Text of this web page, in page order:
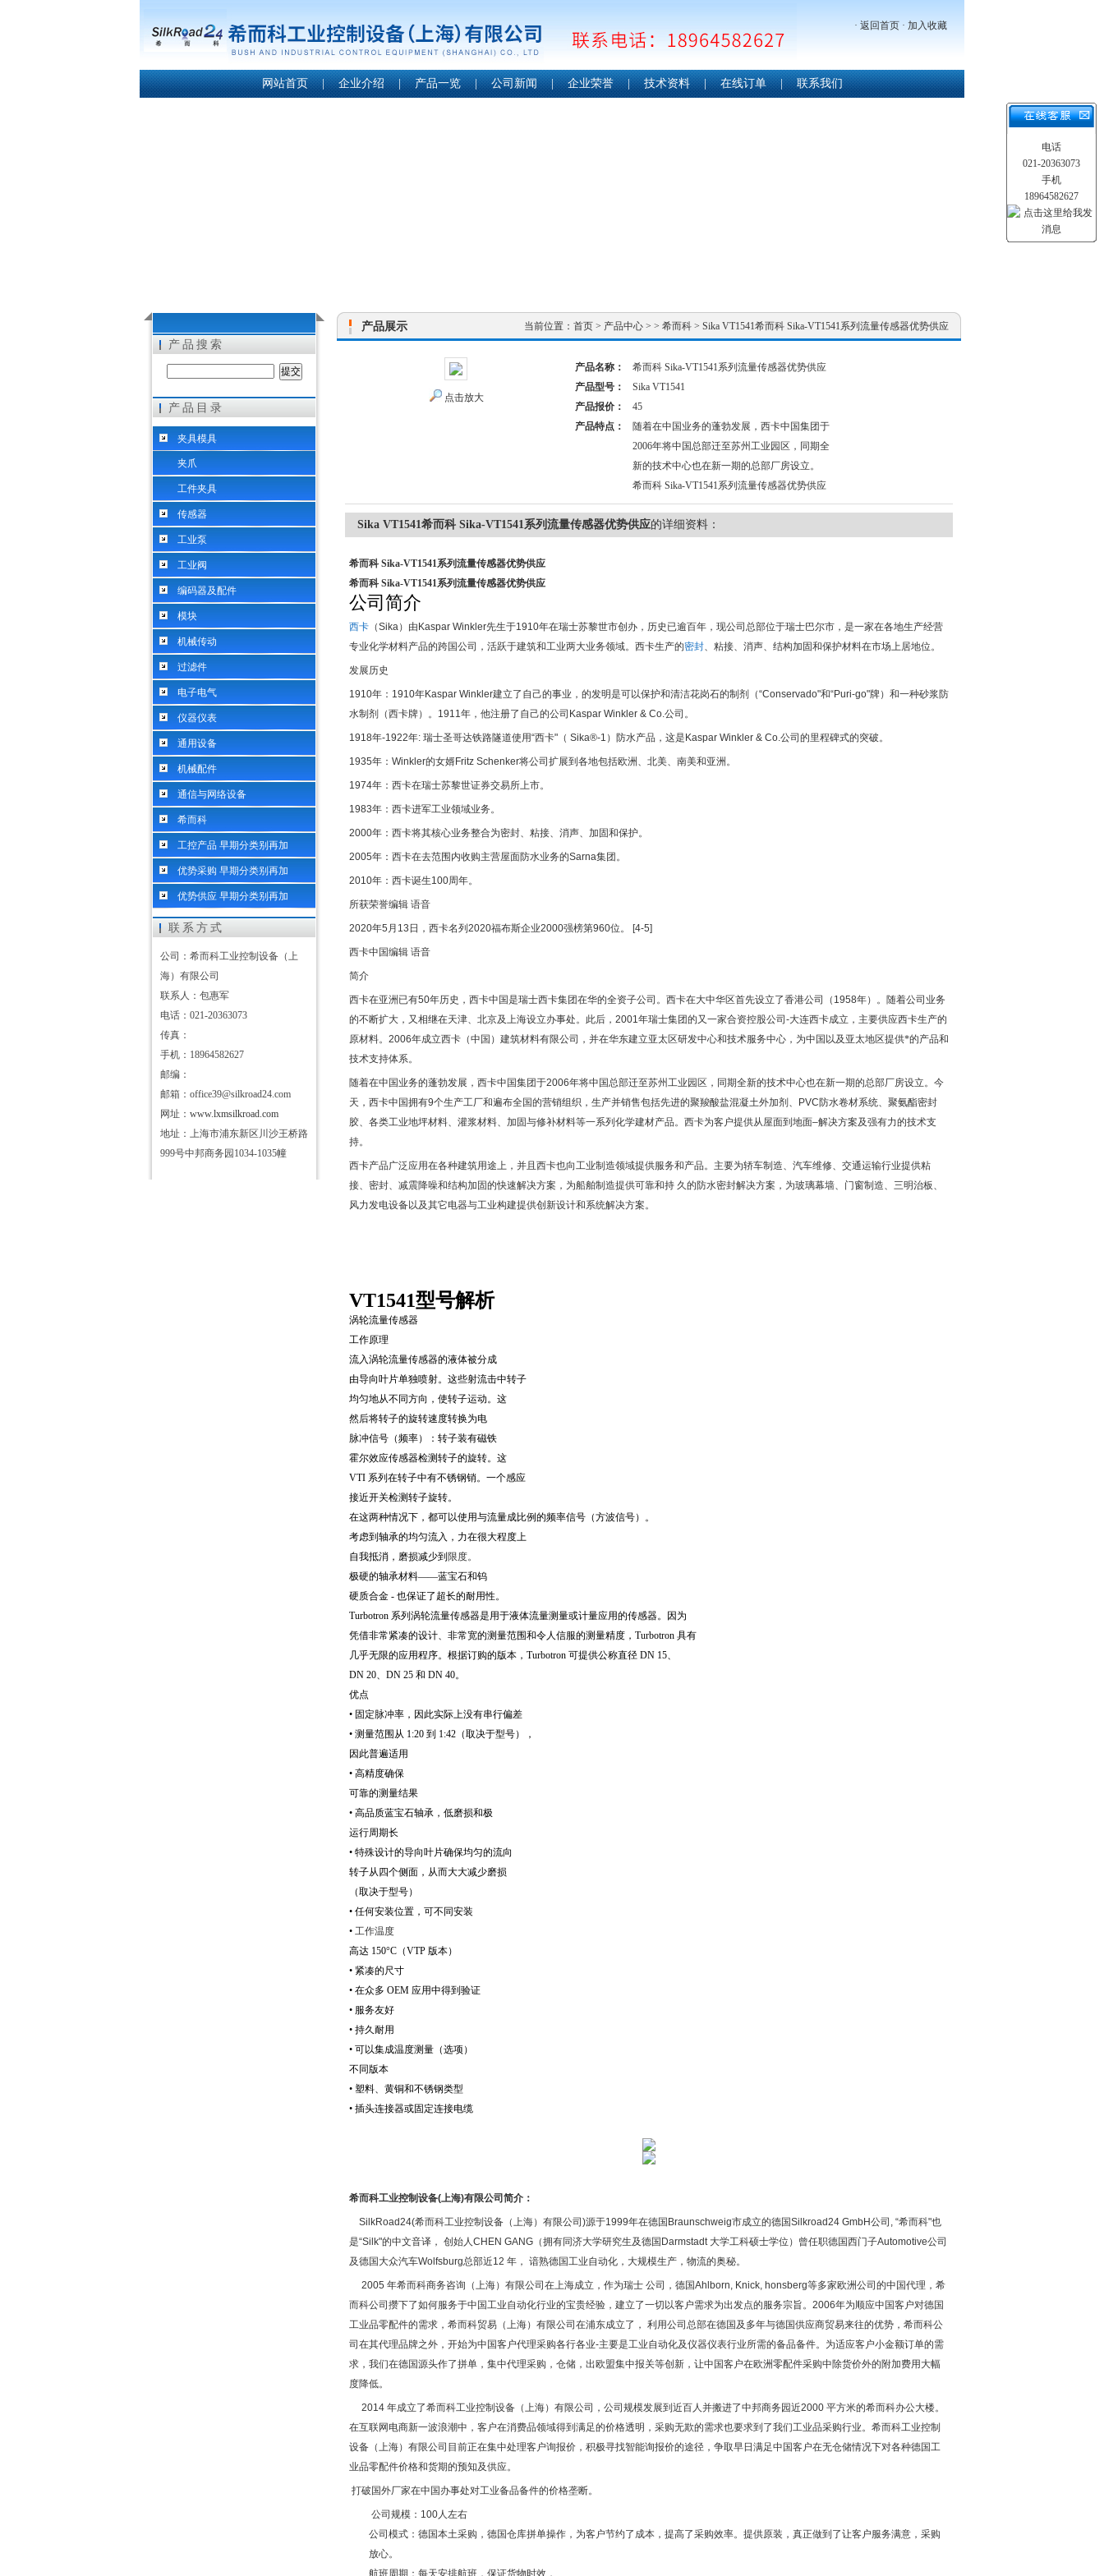
希而科工业控制设备（上海）有限公司
· 返回首页 · 加入收藏
网站首页 | 企业介绍 | 产品一览 | 公司新闻 | 企业荣誉 | 技术资料 | 在线订单 | 联系我们
产品搜索
产品目录
夹具模具
夹爪
工件夹具
传感器
工业泵
工业阀
编码器及配件
模块
机械传动
过滤件
电子电气
仪器仪表
通用设备
机械配件
通信与网络设备
希而科
工控产品 早期分类别再加
优势采购 早期分类别再加
优势供应 早期分类别再加
联系方式
公司：希而科工业控制设备（上
海）有限公司
联系人：包惠军
电话：021-20363073
传真：
手机：18964582627
邮编：
邮箱：office39@silkroad24.com
网址： www.lxmsilkroad.com
地址：上海市浦东新区川沙王桥路
999号中邦商务园1034-1035幢
产品展示 当前位置： 首页 > 产品中心 > > 希而科 > Sika VT1541希而科 Sika-VT1541系列流量传感器优势供应
点击放大
产品名称：
希而科 Sika-VT1541系列流量传感器优势供应
产品型号：
Sika VT1541
产品报价：
45
产品特点：
随着在中国业务的蓬勃发展，西卡中国集团于
2006年将中国总部迁至苏州工业园区，同期全
新的技术中心也在新一期的总部厂房设立。
希而科 Sika-VT1541系列流量传感器优势供应
Sika VT1541希而科 Sika-VT1541系列流量传感器优势供应的详细资料：
希而科 Sika-VT1541系列流量传感器优势供应
希而科 Sika-VT1541系列流量传感器优势供应
公司简介
西卡 （Sika）由 Kaspar Winkler先生于1910年在瑞士苏黎世市创办，历史已逾百年，现公司总部位于瑞士巴尔市，是一家在各地生产经营
专业化学材料产品的跨国公司，活跃于建筑和工业两大业务领域。西卡生产的密封、粘接、消声、结构加固和保护材料在市场上居地位。
发展历史
1910年： 1910年Kaspar Winkler建立了自己的事业，的发明是可以保护和清洁花岗石的制剂（“Conservado"和“Puri-go"牌）和一种砂浆防
水制剂（西卡牌）。 1911年，他注册了自己的公司 Kaspar Winkler & Co.公司。
1918年-1922年: 瑞士圣哥达铁路隧道使用“西卡" （ Sika®-1 ）防水产品，这是 Kaspar Winkler & Co.公司的里程碑式的突破。
1935年： Winkler的女婿 Fritz Schenker将公司扩展到各地包括欧洲、北美、南美和亚洲。
1974年：西卡在瑞士苏黎世证券交易所上市。
1983年：西卡进军工业领域业务。
2000年：西卡将其核心业务整合为密封、粘接、消声、加固和保护。
2005年：西卡在去范围内收购主营屋面防水业务的Sarna集团。
2010年：西卡诞生100周年。
所获荣誉编辑 语音
2020年5 月 13 日，西卡名列 2020福布斯企业2000强榜第960位。 [4-5]
西卡中国编辑 语音
简介
西卡在亚洲已有50年历史，西卡中国是瑞士西卡集团在华的全资子公司。西卡在大中华区首先设立了香港公司（ 1958年）。随着公司业务
的不断扩大，又相继在天津、北京及上海设立办事处。此后， 2001年瑞士集团的又一家合资控股公司 -大连西卡成立，主要供应西卡生产的
原材料。 2006年成立西卡（中国）建筑材料有限公司，并在华东建立亚太区研发中心和技术服务中心，为中国以及亚太地区提供*的产品和
技术支持体系。
随着在中国业务的蓬勃发展，西卡中国集团于2006年将中国总部迁至苏州工业园区，同期全新的技术中心也在新一期的总部厂房设立。今
天，西卡中国拥有9个生产工厂和遍布全国的营销组织，生产并销售包括先进的聚羧酸盐混凝土外加剂、 PVC防水卷材系统、聚氨酯密封
胶、各类工业地坪材料、灌浆材料、加固与修补材料等一系列化学建材产品。西卡为客户提供从屋面到地面–解决方案及强有力的技术支
持。
西卡产品广泛应用在各种建筑用途上，并且西卡也向工业制造领域提供服务和产品。主要为轿车制造、汽车维修、交通运输行业提供粘
接、密封、减震降噪和结构加固的快速解决方案，为船舶制造提供可靠和持 久的防水密封解决方案，为玻璃幕墙、门窗制造、三明治板、
风力发电设备以及其它电器与工业构建提供创新设计和系统解决方案。
VT1541型号解析
涡轮流量传感器
工作原理
流入涡轮流量传感器的液体被分成
由导向叶片单独喷射。这些射流击中转子
均匀地从不同方向，使转子运动。这
然后将转子的旋转速度转换为电
脉冲信号（频率）：转子装有磁铁
霍尔效应传感器检测转子的旋转。这
VTI 系列在转子中有不锈钢销。一个感应
接近开关检测转子旋转。
在这两种情况下，都可以使用与流量成比例的频率信号（方波信号）。
考虑到轴承的均匀流入，力在很大程度上
自我抵消，磨损减少到 限度。
极硬的轴承材料——蓝宝石和钨
硬质合金 - 也保证了超长的耐用性。
Turbotron 系列涡轮流量传感器是用于液体流量测量或计量应用的传感器。因为
凭借非常紧凑的设计、非常宽的测量范围和令人信服的测量精度， Turbotron 具有
几乎无限的应用程序。根据订购的版本， Turbotron 可提供公称直径 DN 15、
DN 20、 DN 25 和 DN 40。
优点
• 固定脉冲率，因此实际上没有串行偏差
• 测量范围从 1:20 到 1:42 （取决于型号），
因此普遍适用
• 高精度确保
可靠的测量结果
• 高品质蓝宝石轴承，低磨损和极
运行周期长
• 特殊设计的导向叶片确保均匀的流向
转子从四个侧面，从而大大减少磨损
（取决于型号）
• 任何安装位置，可不同安装
• 工作温度
高达 150°C （VTP 版本）
• 紧凑的尺寸
• 在众多 OEM 应用中得到验证
• 服务友好
• 持久耐用
• 可以集成温度测量（选项）
不同版本
• 塑料、黄铜和不锈钢类型
• 插头连接器或固定连接电缆
希而科工业控制设备(上海)有限公司简介：
SilkRoad24(希而科工业控制设备（上海）有限公司 )源于1999年在德国 Braunschweig市成立的德国Silkroad24 GmbH公司 , “希而科"也
是“Silk"的中文音译， 创始人CHEN GANG （拥有同济大学研究生及德国 Darmstadt 大学工科硕士学位）曾任职德国西门子Automotive公司
及德国大众汽车Wolfsburg总部近12 年， 谙熟德国工业自动化，大规模生产，物流的奥秘。
2005 年希而科商务咨询（上海）有限公司在上海成立，作为瑞士 公司，德国Ahlborn, Knick, honsberg等多家欧洲公司的中国代理，希
而科公司攒下了如何服务于中国工业自动化行业的宝贵经验，建立了一切以客户需求为出发点的服务宗旨。 2006年为顺应中国客户对德国
工业品零配件的需求，希而科贸易（上海）有限公司在浦东成立了， 利用公司总部在德国及多年与德国供应商贸易来往的优势，希而科公
司在其代理品牌之外，开始为中国客户代理采购各行各业-主要是工业自动化及仪器仪表行业所需的备品备件。为适应客户小金额订单的需
求，我们在德国源头作了拼单，集中代理采购，仓储，出欧盟集中报关等创新，让中国客户在欧洲零配件采购中除货价外的附加费用大幅
度降低。
2014 年成立了希而科工业控制设备（上海）有限公司，公司规模发展到近百人并搬进了中邦商务园近2000 平方米的希而科办公大楼。
在互联网电商新一波浪潮中，客户在消费品领域得到满足的价格透明，采购无欺的需求也要求到了我们工业品采购行业。希而科工业控制
设备（上海）有限公司目前正在集中处理客户询报价，积极寻找智能询报价的途径，争取早日满足中国客户在无仓储情况下对各种德国工
业品零配件价格和货期的预知及供应。
打破国外厂家在中国办事处对工业备品备件的价格垄断。
公司规模： 100人左右
公司模式：德国本土采购，德国仓库拼单操作，为客户节约了成本，提高了采购效率。提供原装，真正做到了让客户服务满意，采购
放心。
航班周期：每天安排航班，保证货物时效，
电话
021-20363073
手机
18964582627